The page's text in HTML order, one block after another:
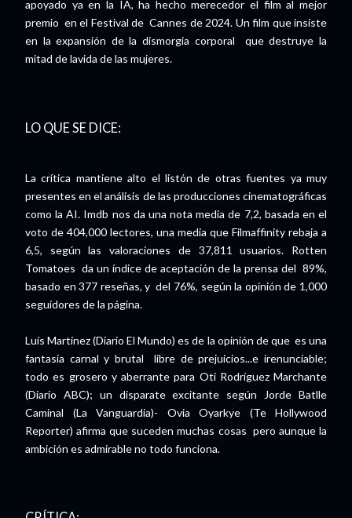
apoyado ya en la IA, ha hecho merecedor el film al mejor
premio en el Festival de Cannes de 2024. Un film que insiste
en la expansión de la dismorgia corporal que destruye la
mitad de lavida de las mujeres.
LO QUE SE DICE:
La crítica mantiene alto el listón de otras fuentes ya muy
presentes en el análisis de las producciones cinematográficas
como la AI. Imdb nos da una nota media de 7,2, basada en el
voto de 404,000 lectores, una media que Filmaffinity rebaja a
6,5, según las valoraciones de 37,811 usuarios. Rotten
Tomatoes da un índice de aceptación de la prensa del 89%,
basado en 377 reseñas, y del 76%, según la opinión de 1,000
seguidores de la página.
Luís Martínez (Diario El Mundo) es de la opinión de que es una
fantasía carnal y brutal libre de prejuicios...e irenunciable;
todo es grosero y aberrante para Oti Rodríguez Marchante
(Diario ABC); un disparate excitante según Jorde Batlle
Caminal (La Vanguardia)- Ovia Oyarkye (Te Hollywood
Reporter) afirma que suceden muchas cosas pero aunque la
ambición es admirable no todo funciona.